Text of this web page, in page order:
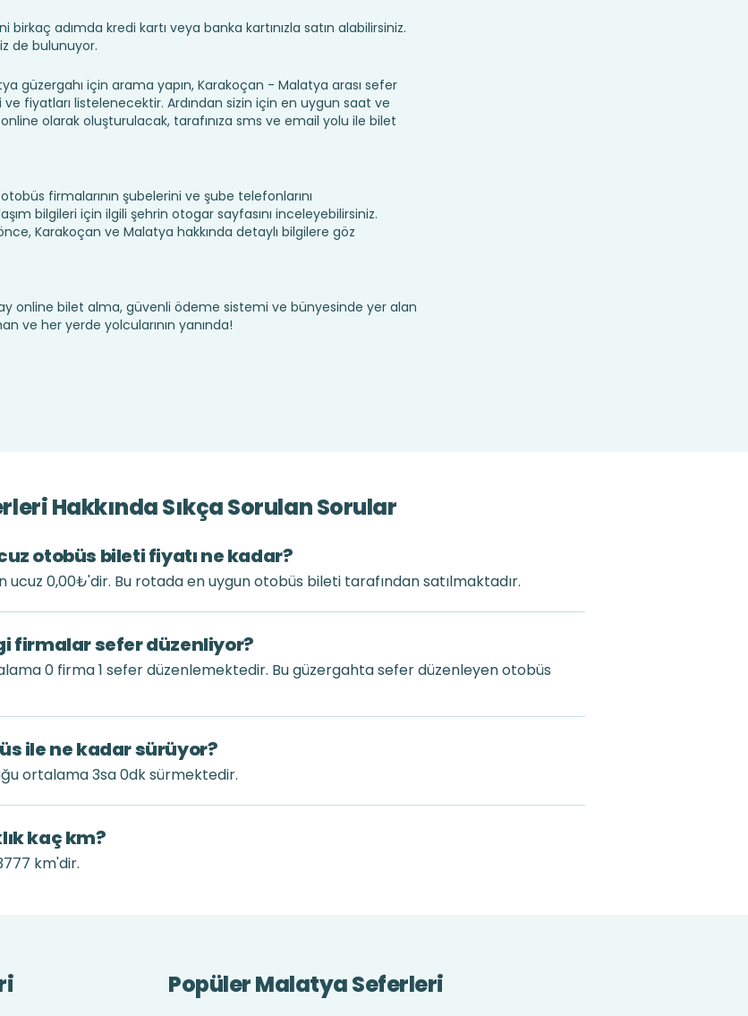
adımda kredi kartı veya banka kartınızla satın alabilirsiniz.
de bulunuyor.
güzergahı için arama yapın, Karakoçan - Malatya arası sefer
fiyatları listelenecektir. Ardından sizin için en uygun saat ve
olarak oluşturulacak, tarafınıza sms ve email yolu ile bilet
firmalarının şubelerini ve şube telefonlarını
bilgileri için ilgili şehrin otogar sayfasını inceleyebilirsiniz.
Karakoçan ve Malatya hakkında detaylı bilgilere göz
online bilet alma, güvenli ödeme sistemi ve bünyesinde yer alan
ve her yerde yolcularının yanında!
Hakkında Sıkça Sorulan Sorular
otobüs bileti fiyatı ne kadar?
0,00₺'dir. Bu rotada en uygun otobüs bileti tarafından satılmaktadır.
firmalar sefer düzenliyor?
0 firma 1 sefer düzenlemektedir. Bu güzergahta sefer düzenleyen otobüs
ile ne kadar sürüyor?
ortalama 3sa 0dk sürmektedir.
kaç km?
km'dir.
Popüler Malatya Seferleri